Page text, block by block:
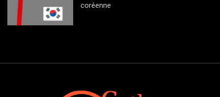
coréenne